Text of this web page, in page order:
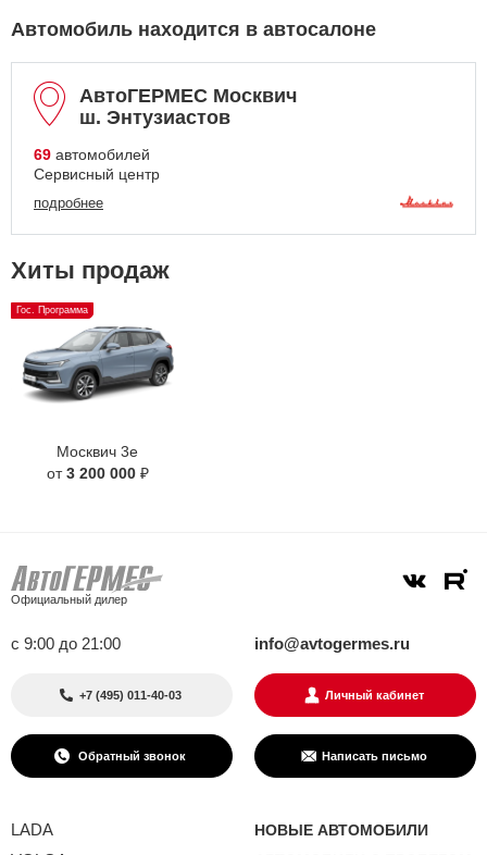
Автомобиль находится в автосалоне
АвтоГЕРМЕС Москвич
ш. Энтузиастов
69 автомобилей
Сервисный центр
подробнее
Хиты продаж
Гос. Программа
Москвич 3е
от3 200 000₽
Официальный дилер
с 9:00 до 21:00 info@avtogermes.ru
+7 (495) 011-40-03 Личный кабинет
Обратный звонок Написать письмо
LADA
НОВЫЕ АВТОМОБИЛИ